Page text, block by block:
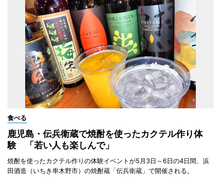
食べる
鹿児島・伝兵衛蔵で焼酎を使ったカクテル作り体
験 「若い人も楽しんで」
焼酎を使ったカクテル作りの体験イベントが5月3日～6日の4日間、浜
田酒造（いちき串木野市）の焼酎蔵「伝兵衛蔵」で開催される。